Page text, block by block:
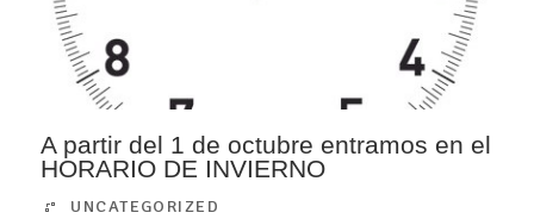
A partir del 1 de octubre entramos en el
HORARIO DE INVIERNO
UNCATEGORIZED